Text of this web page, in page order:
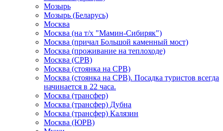
Мозырь
Мозырь (Беларусь)
Москва
Москва (на т/х "Мамин-Сибиряк")
Москва (причал Большой каменный мост)
Москва (проживание на теплоходе)
Москва (СРВ)
Москва (стоянка на СРВ)
Москва (стоянка на СРВ). Посадка туристов всегда
начинается в 22 часа.
Москва (трансфер)
Москва (трансфер) Дубна
Москва (трансфер) Калязин
Москва (ЮРВ)